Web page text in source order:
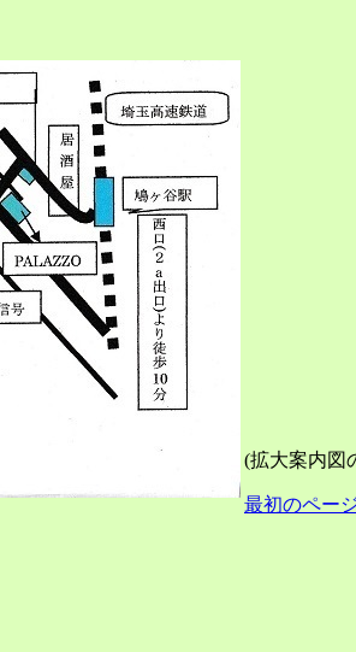
(拡大案内図
最初のペー